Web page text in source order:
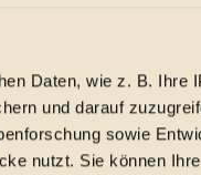
Daten, wie z. B. Ihre
und darauf
sowie
nutzt. Sie können